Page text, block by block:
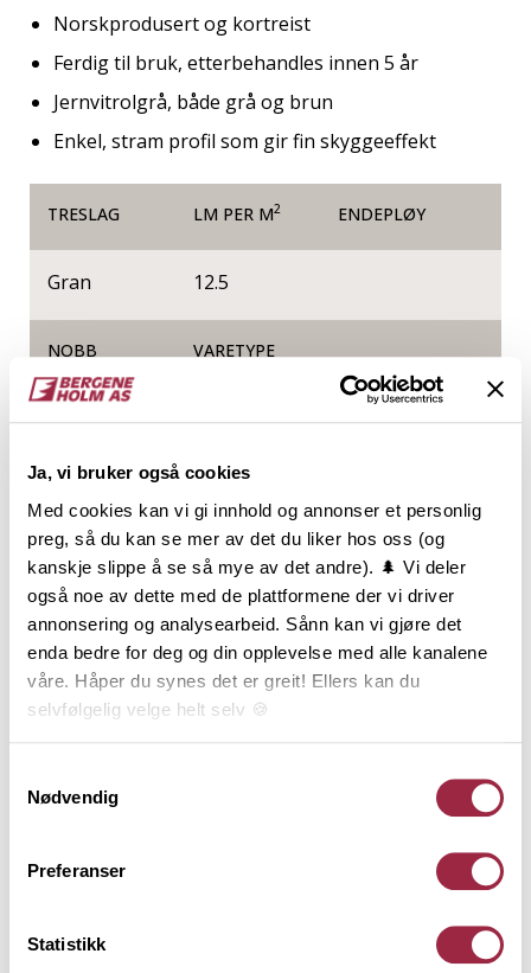
Ja, vi bruker også cookies
Med cookies kan vi gi innhold og annonser et personlig
preg, så du kan se mer av det du liker hos oss (og
kanskje slippe å se så mye av det andre). 🌲 Vi deler
også noe av dette med de plattformene der vi driver
annonsering og analysearbeid. Sånn kan vi gjøre det
enda bedre for deg og din opplevelse med alle kanalene
våre. Håper du synes det er greit! Ellers kan du
selvfølgelig velge helt selv 🍪
Nødvendig
Preferanser
Statistikk
Norskprodusert og kortreist
Ferdig til bruk, etterbehandles innen 5 år
Jernvitrolgrå, både grå og brun
Enkel, stram profil som gir fin skyggeeffekt
TRESLAG LM PER M2 ENDEPLØY
Gran 12.5
NOBB VARETYPE
60075660
Produktinformasjon
ÆDELGRÅ Varm er en lys, men likevel varm gråfarge
med et hint av sølvskimmer i undertonen. Er du på
jakt etter et «jernvitrol-uttrykk», er dette fargen for
deg. ÆDELGRÅ Varm vil kle mange typer bygg og vil
bare bli vakrere over tid. Dobbelfals Rett er
kledningen som gir en stram og enkel veggflate. Det
maskuline uttrykket forsterkes av de rette kantene
endepløyd, falset og brukes stående.
Behandling
Teknisk informasjon